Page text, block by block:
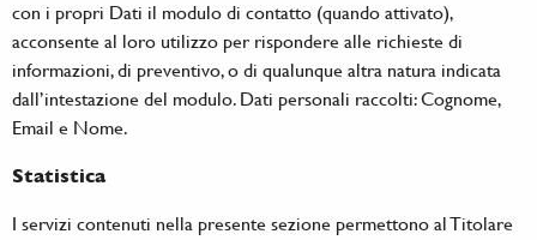
con i propri Dati il modulo di contatto (quando attivato),
acconsente al loro utilizzo per rispondere alle richieste di
informazioni, di preventivo, o di qualunque altra natura indicata
dall’intestazione del modulo. Dati personali raccolti: Cognome,
Email e Nome.
Statistica
I servizi contenuti nella presente sezione permettono al Titolare